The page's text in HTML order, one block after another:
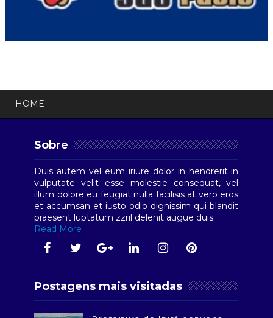
HOME
Sobre
Duis autem vel eum iriure dolor in hendrerit in
vulputate velit esse molestie consequat, vel
illum dolore eu feugiat nulla facilisis at vero eros
et accumsan et iusto odio dignissim qui blandit
praesent luptatum zzril delenit augue duis.
Read More
Postagens mais visitadas